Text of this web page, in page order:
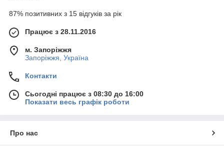
87% позитивних з 15 відгуків за рік
Працює з 28.11.2016
м. Запоріжжя
Запоріжжя, Україна
Контакти
Сьогодні працює з 08:30 до 16:00
Показати весь графік роботи
Про нас